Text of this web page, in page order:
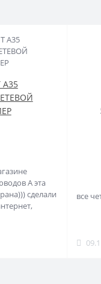
A35
А эта
сделали
все